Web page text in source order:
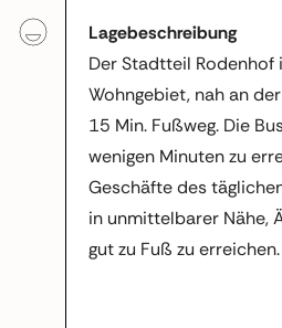
Lagebeschreibung
Der Stadtteil Rodenhof
Wohngebiet, nah an
15 Min. Fußweg. Die
wenigen Minuten zu
Geschäfte des
in unmittelbarer Nähe,
gut zu Fuß zu erreichen.